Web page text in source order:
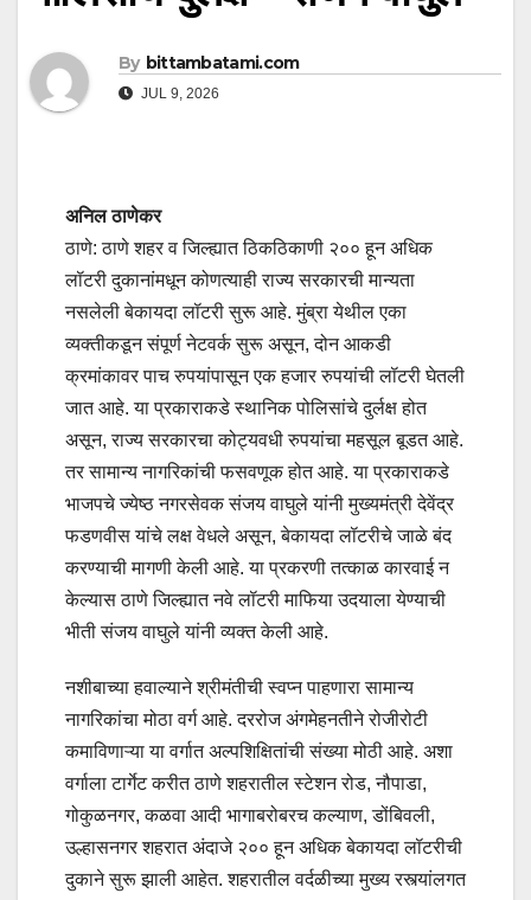
By bittambatami.com
JUL 9, 2026
अनिल ठाणेकर
ठाणे: ठाणे शहर व जिल्ह्यात ठिकठिकाणी २०० हून अधिक
लॉटरी दुकानांमधून कोणत्याही राज्य सरकारची मान्यता
नसलेली बेकायदा लॉटरी सुरू आहे. मुंब्रा येथील एका
व्यक्तीकडून संपूर्ण नेटवर्क सुरू असून, दोन आकडी
क्रमांकावर पाच रुपयांपासून एक हजार रुपयांची लॉटरी घेतली
जात आहे. या प्रकाराकडे स्थानिक पोलिसांचे दुर्लक्ष होत
असून, राज्य सरकारचा कोट्यवधी रुपयांचा महसूल बूडत आहे.
तर सामान्य नागरिकांची फसवणूक होत आहे. या प्रकाराकडे
भाजपचे ज्येष्ठ नगरसेवक संजय वाघुले यांनी मुख्यमंत्री देवेंद्र
फडणवीस यांचे लक्ष वेधले असून, बेकायदा लॉटरीचे जाळे बंद
करण्याची मागणी केली आहे. या प्रकरणी तत्काळ कारवाई न
केल्यास ठाणे जिल्ह्यात नवे लॉटरी माफिया उदयाला येण्याची
भीती संजय वाघुले यांनी व्यक्त केली आहे.
नशीबाच्या हवाल्याने श्रीमंतीची स्वप्न पाहणारा सामान्य
नागरिकांचा मोठा वर्ग आहे. दररोज अंगमेहनतीने रोजीरोटी
कमाविणाऱ्या या वर्गात अल्पशिक्षितांची संख्या मोठी आहे. अशा
वर्गाला टार्गेट करीत ठाणे शहरातील स्टेशन रोड, नौपाडा,
गोकुळनगर, कळवा आदी भागाबरोबरच कल्याण, डोंबिवली,
उल्हासनगर शहरात अंदाजे २०० हून अधिक बेकायदा लॉटरीची
दुकाने सुरू झाली आहेत. शहरातील वर्दळीच्या मुख्य रस्त्यांलगत